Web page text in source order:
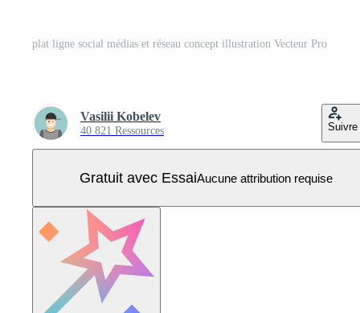
plat ligne social médias et réseau concept illustration Vecteur Pro
Vasilii Kobelev
40 821 Ressources Suivre
Gratuit avec EssaiAucune attribution requise